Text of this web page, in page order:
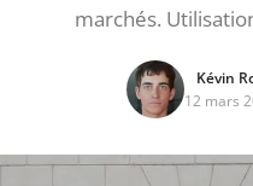
marchés.
Kévin
12 mars